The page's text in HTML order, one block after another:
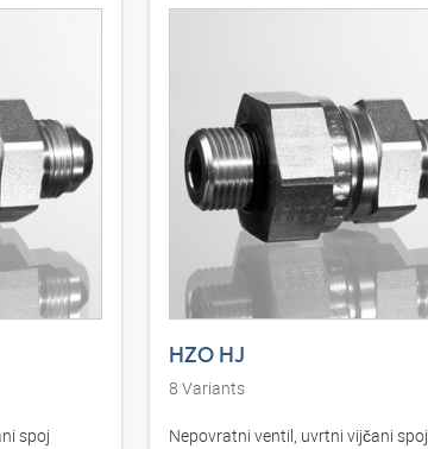
spoj
HZO HJ
8 Variants
Nepovratni ventil, uvrtni vijčani spoj